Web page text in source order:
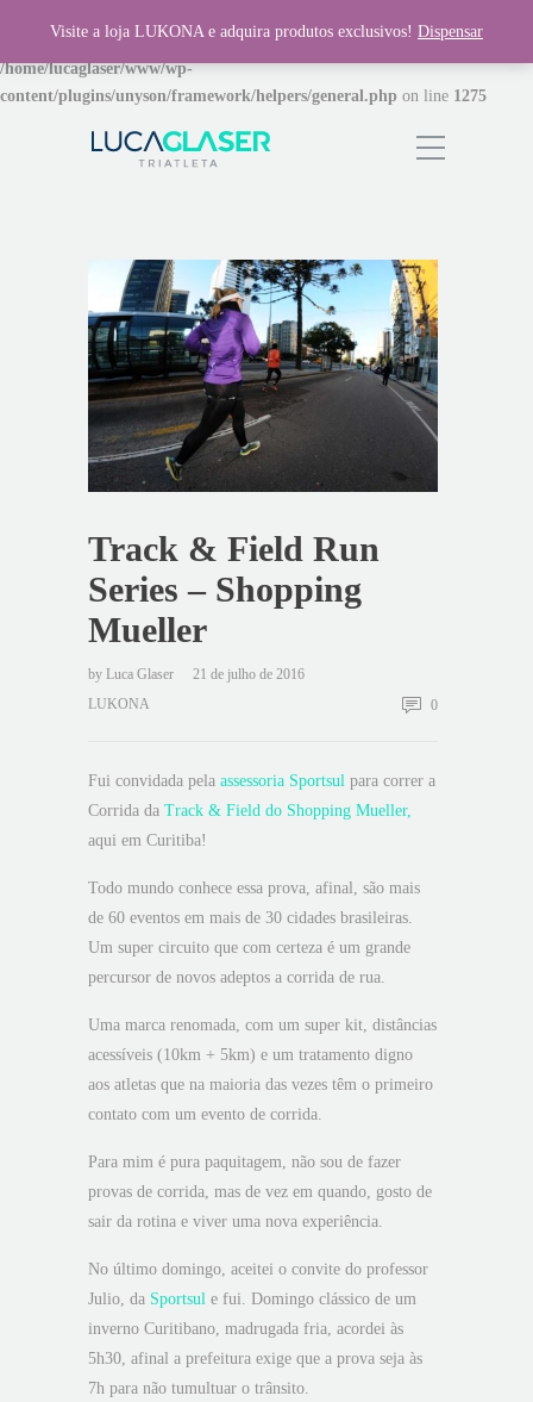
Warning: Invalid argument supplied for foreach() in
/home/lucaglaser/www/wp-
content/plugins/unyson/framework/helpers/general.php on line 1275
Track & Field Run
Series – Shopping
Mueller
by Luca Glaser
21 de julho de 2016
LUKONA
0
Fui convidada pela assessoria Sportsul para correr a
Corrida da Track & Field do Shopping Mueller,
aqui em Curitiba!
Todo mundo conhece essa prova, afinal, são mais
de 60 eventos em mais de 30 cidades brasileiras.
Um super circuito que com certeza é um grande
percursor de novos adeptos a corrida de rua.
Uma marca renomada, com um super kit, distâncias
acessíveis (10km + 5km) e um tratamento digno
aos atletas que na maioria das vezes têm o primeiro
contato com um evento de corrida.
Para mim é pura paquitagem, não sou de fazer
provas de corrida, mas de vez em quando, gosto de
sair da rotina e viver uma nova experiência.
No último domingo, aceitei o convite do professor
Julio, da Sportsul e fui. Domingo clássico de um
inverno Curitibano, madrugada fria, acordei às
5h30, afinal a prefeitura exige que a prova seja às
7h para não tumultuar o trânsito.
Visite a loja LUKONA e adquira produtos exclusivos! Dispensar